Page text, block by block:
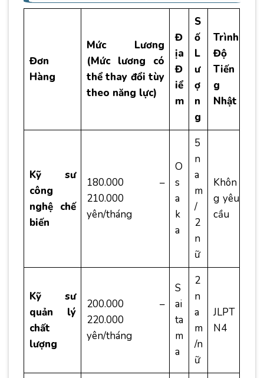
Đơn
Hàng
Mức Lương
(Mức lương có
thể thay đổi tùy
theo năng lực)
Đ
ịa
Đ
iể
m
S
ố
L
ư
ợ
n
g
Trình
Độ
Tiến
g
Nhật
Kỹ sư
công
nghệ chế
biến
180.000 –
210.000
yên/tháng
O
s
a
k
a
5
n
a
m
/
2
n
ữ
Khôn
g yêu
cầu
Kỹ sư
quản lý
chất
lượng
200.000 –
220.000
yên/tháng
S
ai
ta
m
a
2
n
a
m
/n
ữ
JLPT
N4